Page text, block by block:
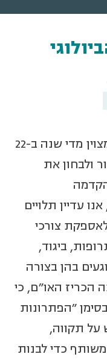
יום המגוון הביולוגי הבינלאומי מצוין מדי שנה ב-22
ולבחון את
עדיין תלויים
צורכי
ביגוד,
בהן בצורה
הכריז האו"ם, כי
בסימן "הפתרונות
על תקווה,
כדי לבנות